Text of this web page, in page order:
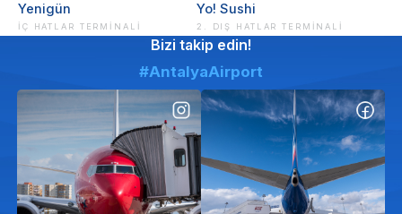
Yenigün
İÇ HATLAR TERMINALI
Yo! Sushi
2. DIŞ HATLAR TERMINALI
Bizi takip edin!
#AntalyaAirport